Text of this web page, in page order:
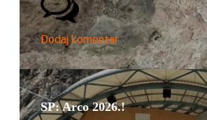
Dodaj komentar
SP: Arco 2026.!